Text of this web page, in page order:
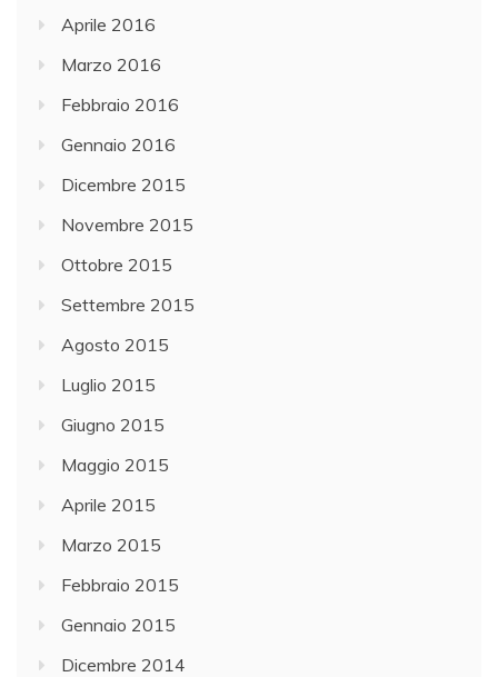
Aprile 2016
Marzo 2016
Febbraio 2016
Gennaio 2016
Dicembre 2015
Novembre 2015
Ottobre 2015
Settembre 2015
Agosto 2015
Luglio 2015
Giugno 2015
Maggio 2015
Aprile 2015
Marzo 2015
Febbraio 2015
Gennaio 2015
Dicembre 2014